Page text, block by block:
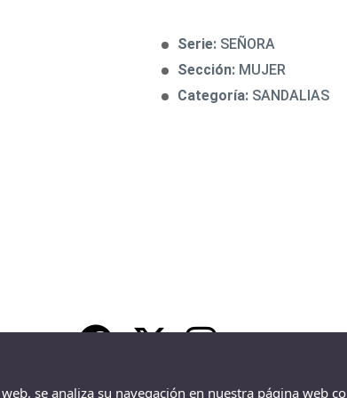
Serie: SEÑORA
Sección: MUJER
Categoría: SANDALIAS
se analiza su navegación en nuestra página web